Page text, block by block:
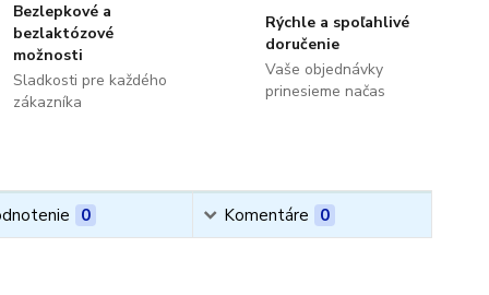
Bezlepkové a
bezlaktózové
možnosti
Sladkosti pre každého
zákazníka
Rýchle a spoľahlivé
doručenie
Vaše objednávky
prinesieme načas
0 Komentáre 0